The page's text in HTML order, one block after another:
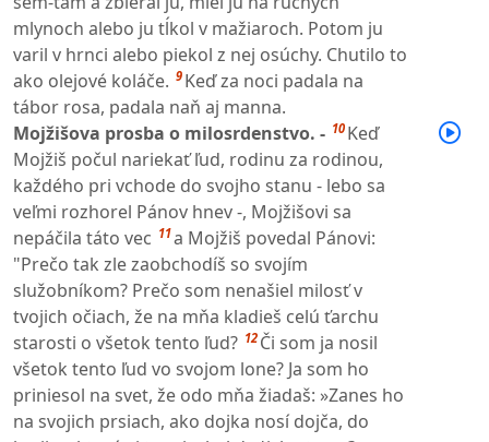
mlynoch alebo ju tĺkol v mažiaroch. Potom ju
varil v hrnci alebo piekol z nej osúchy. Chutilo to
ako olejové koláče. 9 Keď za noci padala na
tábor rosa, padala naň aj manna.
Mojžišova prosba o milosrdenstvo. - 10 Keď
Mojžiš počul nariekať ľud, rodinu za rodinou,
každého pri vchode do svojho stanu - lebo sa
veľmi rozhorel Pánov hnev -, Mojžišovi sa
nepáčila táto vec 11a Mojžiš povedal Pánovi:
"Prečo tak zle zaobchodíš so svojím
služobníkom? Prečo som nenašiel milosť v
tvojich očiach, že na mňa kladieš celú ťarchu
starosti o všetok tento ľud? 12 Či som ja nosil
všetok tento ľud vo svojom lone? Ja som ho
priniesol na svet, že odo mňa žiadaš: »Zanes ho
na svojich prsiach, ako dojka nosí dojča, do